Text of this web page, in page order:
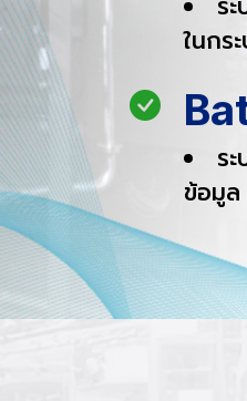
ในกร
ร
ข้อมู